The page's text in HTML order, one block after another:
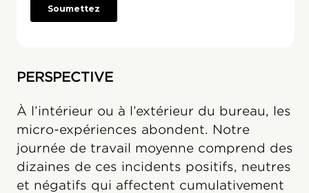
PERSPECTIVE
À l’intérieur ou à l’extérieur du bureau, les
micro-expériences abondent. Notre
journée de travail moyenne comprend des
dizaines de ces incidents positifs, neutres
et négatifs qui affectent cumulativement